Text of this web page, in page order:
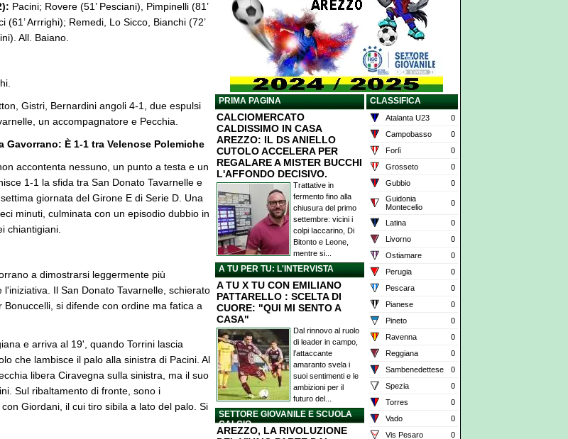
Pacini; Rovere (51’ Pesciani), Pimpinelli (81’
Arrrighi); Remedi, Lo Sicco, Bianchi (72’
All. Baiano.
Gistri, Bernardini angoli 4-1, due espulsi
un accompagnatore e Pecchia.
È 1-1 tra Velenose Polemiche
accontenta nessuno, un punto a testa e un
1-1 la sfida tra San Donato Tavarnelle e
giornata del Girone E di Serie D. Una
minuti, culminata con un episodio dubbio in
chiantigiani.
a dimostrarsi leggermente più
Il San Donato Tavarnelle, schierato
si difende con ordine ma fatica a
e arriva al 19', quando Torrini lascia
che lambisce il palo alla sinistra di Pacini. Al
libera Ciravegna sulla sinistra, ma il suo
Sul ribaltamento di fronte, sono i
Giordani, il cui tiro sibila a lato del palo. Si
PRIMA PAGINA
CALCIOMERCATO
CALDISSIMO IN CASA
AREZZO: IL DS ANIELLO
CUTOLO ACCELERA PER
REGALARE A MISTER BUCCHI
L'AFFONDO DECISIVO.
Trattative in
fermento fino alla
chiusura del primo
settembre: vicini i
colpi Iaccarino, Di
Bitonto e Leone,
mentre si...
A TU PER TU: L'INTERVISTA
A TU X TU CON EMILIANO
PATTARELLO : SCELTA DI
CUORE: "QUI MI SENTO A
CASA"
Dal rinnovo al ruolo
di leader in campo,
l’attaccante
amaranto svela i
suoi sentimenti e le
ambizioni per il
futuro del...
SETTORE GIOVANILE E SCUOLA
CALCIO
AREZZO, LA RIVOLUZIONE
CLASSIFICA
Atalanta U23
0
Campobasso
0
Forlì
0
Grosseto
0
Gubbio
0
Guidonia
Montecelio
0
Latina
0
Livorno
0
Ostiamare
0
Perugia
0
Pescara
0
Pianese
0
Pineto
0
Ravenna
0
Reggiana
0
Sambenedettese
0
Spezia
0
Torres
0
Vado
0
Vis Pesaro
0